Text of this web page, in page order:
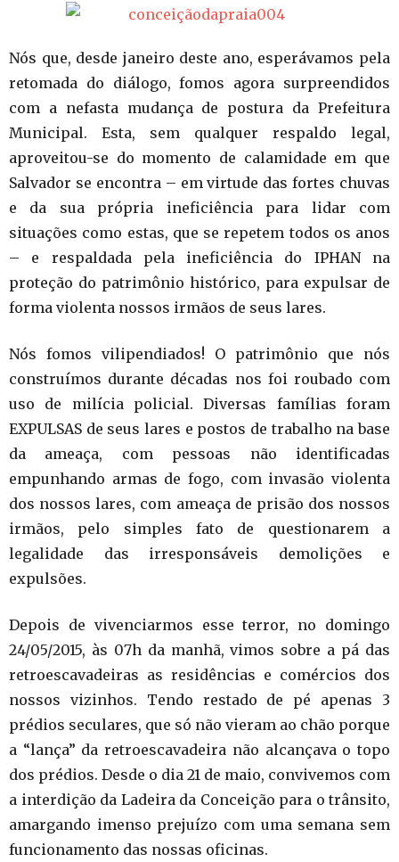
Nós que, desde janeiro deste ano, esperávamos pela
retomada do diálogo, fomos agora surpreendidos
com a nefasta mudança de postura da Prefeitura
Municipal. Esta, sem qualquer respaldo legal,
aproveitou-se do momento de calamidade em que
Salvador se encontra – em virtude das fortes chuvas
e da sua própria ineficiência para lidar com
situações como estas, que se repetem todos os anos
– e respaldada pela ineficiência do IPHAN na
proteção do patrimônio histórico, para expulsar de
forma violenta nossos irmãos de seus lares.
Nós fomos vilipendiados! O patrimônio que nós
construímos durante décadas nos foi roubado com
uso de milícia policial. Diversas famílias foram
EXPULSAS de seus lares e postos de trabalho na base
da ameaça, com pessoas não identificadas
empunhando armas de fogo, com invasão violenta
dos nossos lares, com ameaça de prisão dos nossos
irmãos, pelo simples fato de questionarem a
legalidade das irresponsáveis demolições e
expulsões.
Depois de vivenciarmos esse terror, no domingo
24/05/2015, às 07h da manhã, vimos sobre a pá das
retroescavadeiras as residências e comércios dos
nossos vizinhos. Tendo restado de pé apenas 3
prédios seculares, que só não vieram ao chão porque
a “lança” da retroescavadeira não alcançava o topo
dos prédios. Desde o dia 21 de maio, convivemos com
a interdição da Ladeira da Conceição para o trânsito,
amargando imenso prejuízo com uma semana sem
funcionamento das nossas oficinas.